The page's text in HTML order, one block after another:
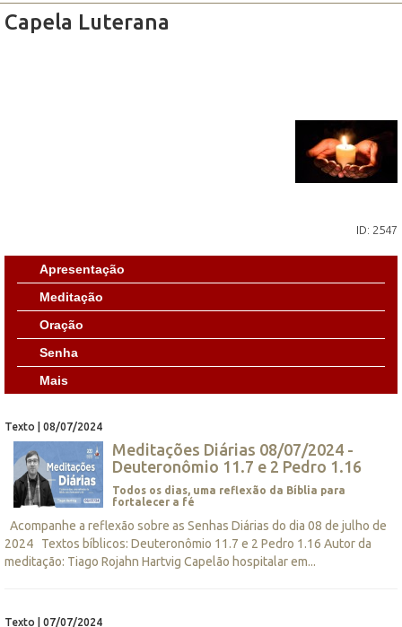
Capela Luterana
ID: 2547
Apresentação
Meditação
Oração
Senha
Mais
Texto | 08/07/2024
Meditações Diárias 08/07/2024 -
Deuteronômio 11.7 e 2 Pedro 1.16
Todos os dias, uma reflexão da Bíblia para
fortalecer a fé
Acompanhe a reflexão sobre as Senhas Diárias do dia 08 de julho de
2024 Textos bíblicos: Deuteronômio 11.7 e 2 Pedro 1.16 Autor da
meditação: Tiago Rojahn Hartvig Capelão hospitalar em...
Texto | 07/07/2024